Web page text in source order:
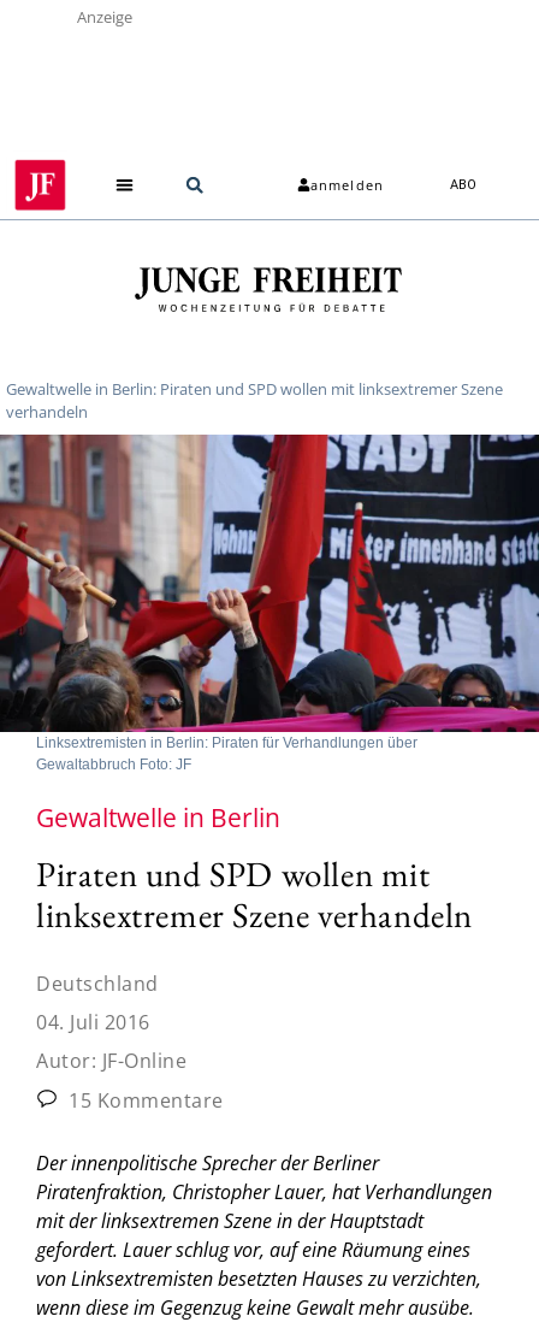
Anzeige
anmelden ABO
Gewaltwelle in Berlin: Piraten und SPD wollen mit linksextremer Szene
verhandeln
Linksextremisten in Berlin: Piraten für Verhandlungen über
Gewaltabbruch Foto: JF
Gewaltwelle in Berlin
Piraten und SPD wollen mit
linksextremer Szene verhandeln
Deutschland
04. Juli 2016
Autor: JF-Online
15 Kommentare
Der innenpolitische Sprecher der Berliner
Piratenfraktion, Christopher Lauer, hat Verhandlungen
mit der linksextremen Szene in der Hauptstadt
gefordert. Lauer schlug vor, auf eine Räumung eines
von Linksextremisten besetzten Hauses zu verzichten,
wenn diese im Gegenzug keine Gewalt mehr ausübe.